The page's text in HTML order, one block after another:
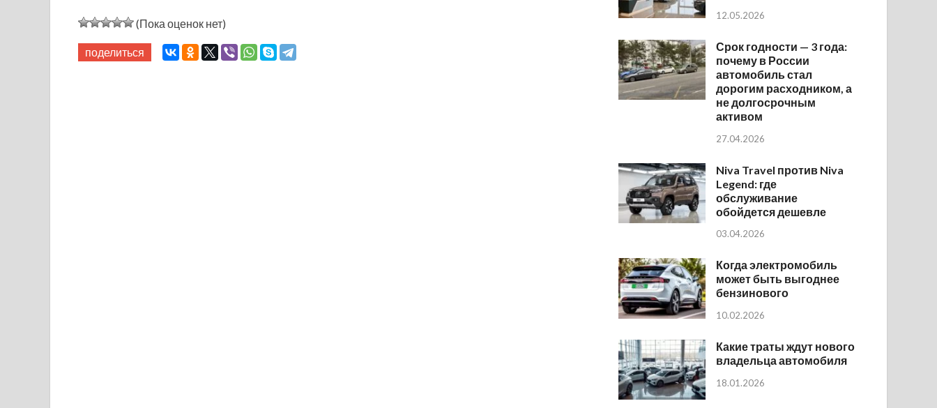
(Пока оценок нет)
поделиться
12.05.2026
Срок годности — 3 года:
почему в России
автомобиль стал
дорогим расходником, а
не долгосрочным
активом
27.04.2026
Niva Travel против Niva
Legend: где
обслуживание
обойдется дешевле
03.04.2026
Когда электромобиль
может быть выгоднее
бензинового
10.02.2026
Какие траты ждут нового
владельца автомобиля
18.01.2026